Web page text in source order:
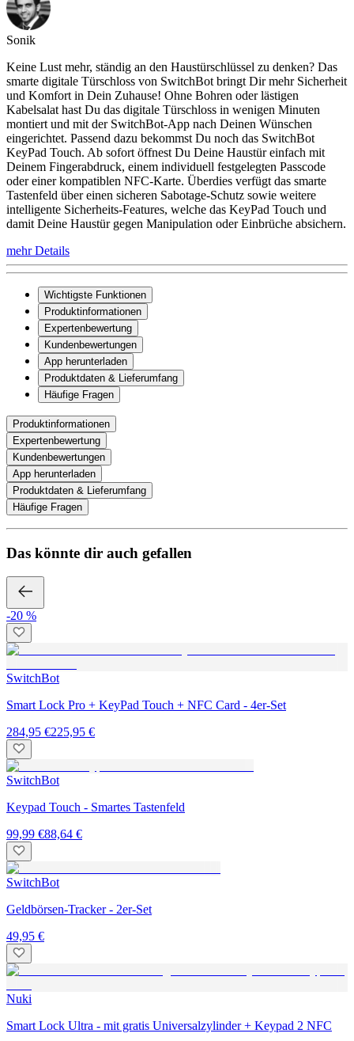
Sonik
Keine Lust mehr, ständig an den Haustürschlüssel zu denken? Das
smarte digitale Türschloss von SwitchBot bringt Dir mehr Sicherheit
und Komfort in Dein Zuhause! Ohne Bohren oder lästigen
Kabelsalat hast Du das digitale Türschloss in wenigen Minuten
montiert und mit der SwitchBot-App nach Deinen Wünschen
eingerichtet. Passend dazu bekommst Du noch das SwitchBot
KeyPad Touch. Ab sofort öffnest Du Deine Haustür einfach mit
Deinem Fingerabdruck, einem individuell festgelegten Passcode
oder einer kompatiblen NFC-Karte. Überdies verfügt das smarte
Tastenfeld über einen sicheren Sabotage-Schutz sowie weitere
intelligente Sicherheits-Features, welche das KeyPad Touch und
damit Deine Haustür gegen Manipulation oder Einbrüche absichern.
mehr Details
Wichtigste Funktionen
Produktinformationen
Expertenbewertung
Kundenbewertungen
App herunterladen
Produktdaten & Lieferumfang
Häufige Fragen
Produktinformationen
Expertenbewertung
Kundenbewertungen
App herunterladen
Produktdaten & Lieferumfang
Häufige Fragen
Das könnte dir auch gefallen
-20 %
SwitchBot
Smart Lock Pro + KeyPad Touch + NFC Card - 4er-Set
284,95 €225,95 €
SwitchBot
Keypad Touch - Smartes Tastenfeld
99,99 €88,64 €
SwitchBot
Geldbörsen-Tracker - 2er-Set
49,95 €
Nuki
Smart Lock Ultra - mit gratis Universalzylinder + Keypad 2 NFC